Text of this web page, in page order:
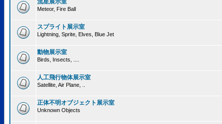
流星展示室
Meteor, Fire Ball
スプライト展示室
Lightning, Sprite, Elves, Blue Jet
動物展示室
Birds, Insects, ....
人工飛行物体展示室
Satellite, Air Plane, ..
正体不明オブジェクト展示室
Unknown Objects